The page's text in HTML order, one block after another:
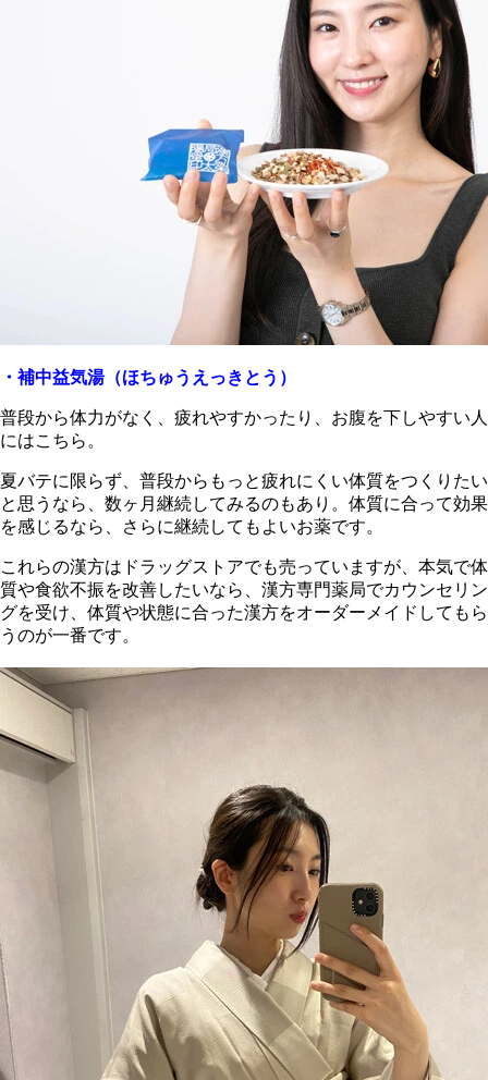
・補中益気湯（ほちゅうえっきとう）
普段から体力がなく、疲れやすかったり、お腹を下しやすい人
にはこちら。
夏バテに限らず、普段からもっと疲れにくい体質をつくりたい
と思うなら、数ヶ月継続してみるのもあり。体質に合って効果
を感じるなら、さらに継続してもよいお薬です。
これらの漢方はドラッグストアでも売っていますが、本気で体
質や食欲不振を改善したいなら、漢方専門薬局でカウンセリン
グを受け、体質や状態に合った漢方をオーダーメイドしてもら
うのが一番です。